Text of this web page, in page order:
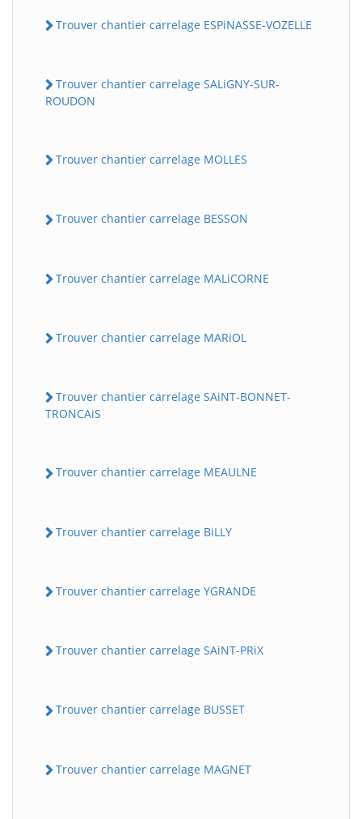
Trouver chantier carrelage ESPiNASSE-VOZELLE
Trouver chantier carrelage SALiGNY-SUR-
ROUDON
Trouver chantier carrelage MOLLES
Trouver chantier carrelage BESSON
Trouver chantier carrelage MALiCORNE
Trouver chantier carrelage MARiOL
Trouver chantier carrelage SAiNT-BONNET-
TRONCAiS
Trouver chantier carrelage MEAULNE
Trouver chantier carrelage BiLLY
Trouver chantier carrelage YGRANDE
Trouver chantier carrelage SAiNT-PRiX
Trouver chantier carrelage BUSSET
Trouver chantier carrelage MAGNET